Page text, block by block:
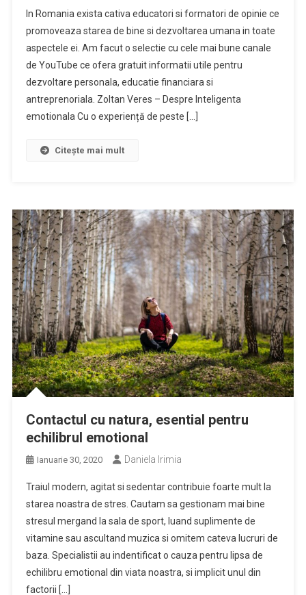
De
Youtube
Ce
In Romania exista cativa educatori si formatori de opinie ce
promoveaza starea de bine si dezvoltarea umana in toate
aspectele ei. Am facut o selectie cu cele mai bune canale
de YouTube ce ofera gratuit informatii utile pentru
dezvoltare personala, educatie financiara si
antreprenoriala. Zoltan Veres – Despre Inteligenta
emotionala Cu o experiență de peste […]
Citește mai mult
Contactul cu natura, esential pentru
echilibrul emotional
Ianuarie 30, 2020 Daniela Irimia
Traiul modern, agitat si sedentar contribuie foarte mult la
starea noastra de stres. Cautam sa gestionam mai bine
stresul mergand la sala de sport, luand suplimente de
vitamine sau ascultand muzica si omitem cateva lucruri de
baza. Specialistii au indentificat o cauza pentru lipsa de
echilibru emotional din viata noastra, si implicit unul din
factorii […]